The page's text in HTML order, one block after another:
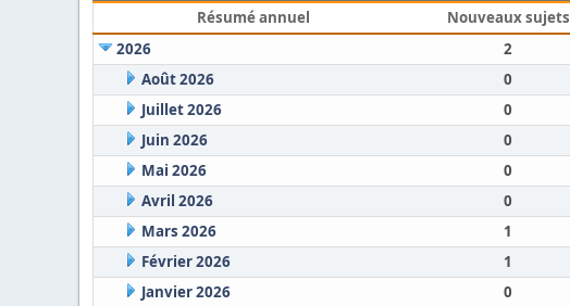
Résumé annuel Nouveaux sujets
2026
2
Août 2026
0
Juillet 2026
0
Juin 2026
0
Mai 2026
0
Avril 2026
0
Mars 2026
1
Février 2026
1
Janvier 2026
0